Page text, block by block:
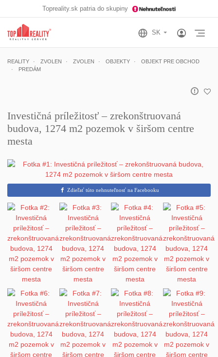
Topreality.sk patria do skupiny
REALITY ZVOLEN ZVOLEN OBJEKTY
OBJEKT PRE OBCHOD
PREDÁM
Investičná príležitosť – zrekonštruovaná
budova, 1274 m2 pozemok v širšom centre
mesta
Zdieľať túto nehnuteľnosť na Facebooku